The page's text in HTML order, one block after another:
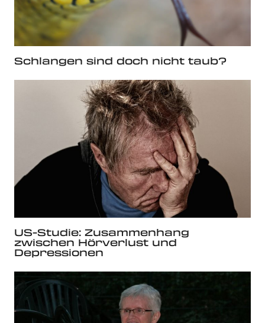
Schlangen sind doch nicht taub?
US-Studie: Zusammenhang
zwischen Hörverlust und
Depressionen